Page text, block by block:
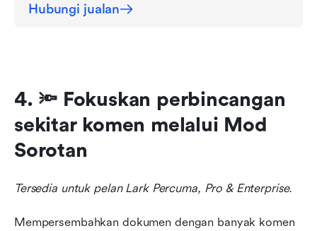
Hubungi jualan
4. 🔦 Fokuskan perbincangan
sekitar komen melalui Mod
Sorotan
Tersedia untuk pelan Lark Percuma, Pro & Enterprise.
Mempersembahkan dokumen dengan banyak komen